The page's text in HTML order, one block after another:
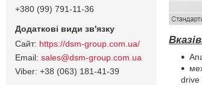
drive
+380 (99) 791-11-36
https://dsm-group.com.ua/
sales@dsm-group.com.ua
+38 (063) 181-41-39